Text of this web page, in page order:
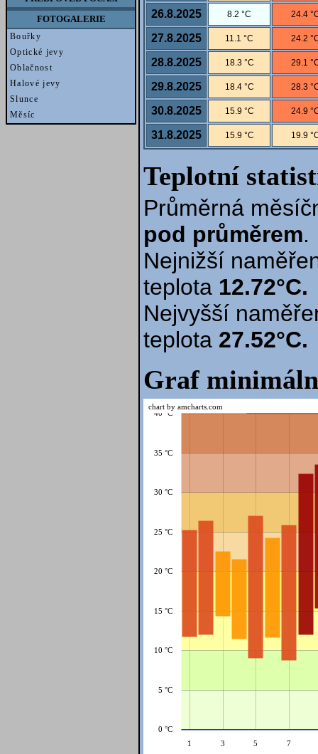
FOTOGALERIE
Bouřky
Optické jevy
Oblačnost
Halové jevy
Slunce
Měsíc
26.8.2025 8.2 °C 24.4
27.8.2025 11.1 °C 24.2
28.8.2025 18.3 °C 29.1
29.8.2025 18.4 °C 28.3
30.8.2025 15.9 °C 24.9
31.8.2025 15.9 °C 19.9
Teplotní
Průměrná
pod průměrem.
Nejnižší
teplota 12.72°C.
Nejvyšší
teplota 27.52°C.
Graf
1 3 5 7
0 °C
5 °C
10 °C
15 °C
20 °C
25 °C
30 °C
35 °C
40 °C
chart by amcharts.com